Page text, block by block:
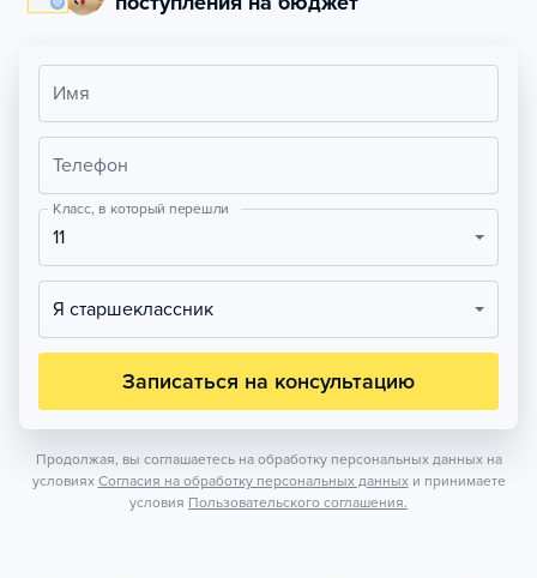
Имя
Телефон
Класс, в который перешли
11
Я старшеклассник
Записаться на консультацию
Продолжая, вы соглашаетесь на обработку персональных данных на
условиях Согласия на обработку персональных данных и принимаете
условия Пользовательского соглашения.